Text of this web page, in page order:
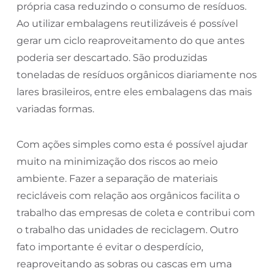
própria casa reduzindo o consumo de resíduos.
Ao utilizar embalagens reutilizáveis é possível
gerar um ciclo reaproveitamento do que antes
poderia ser descartado. São produzidas
toneladas de resíduos orgânicos diariamente nos
lares brasileiros, entre eles embalagens das mais
variadas formas.
Com ações simples como esta é possível ajudar
muito na minimização dos riscos ao meio
ambiente. Fazer a separação de materiais
recicláveis com relação aos orgânicos facilita o
trabalho das empresas de coleta e contribui com
o trabalho das unidades de reciclagem. Outro
fato importante é evitar o desperdício,
reaproveitando as sobras ou cascas em uma